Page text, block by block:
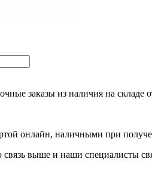
заказы из наличия на складе
онлайн, наличными при
связь выше и наши специалисты